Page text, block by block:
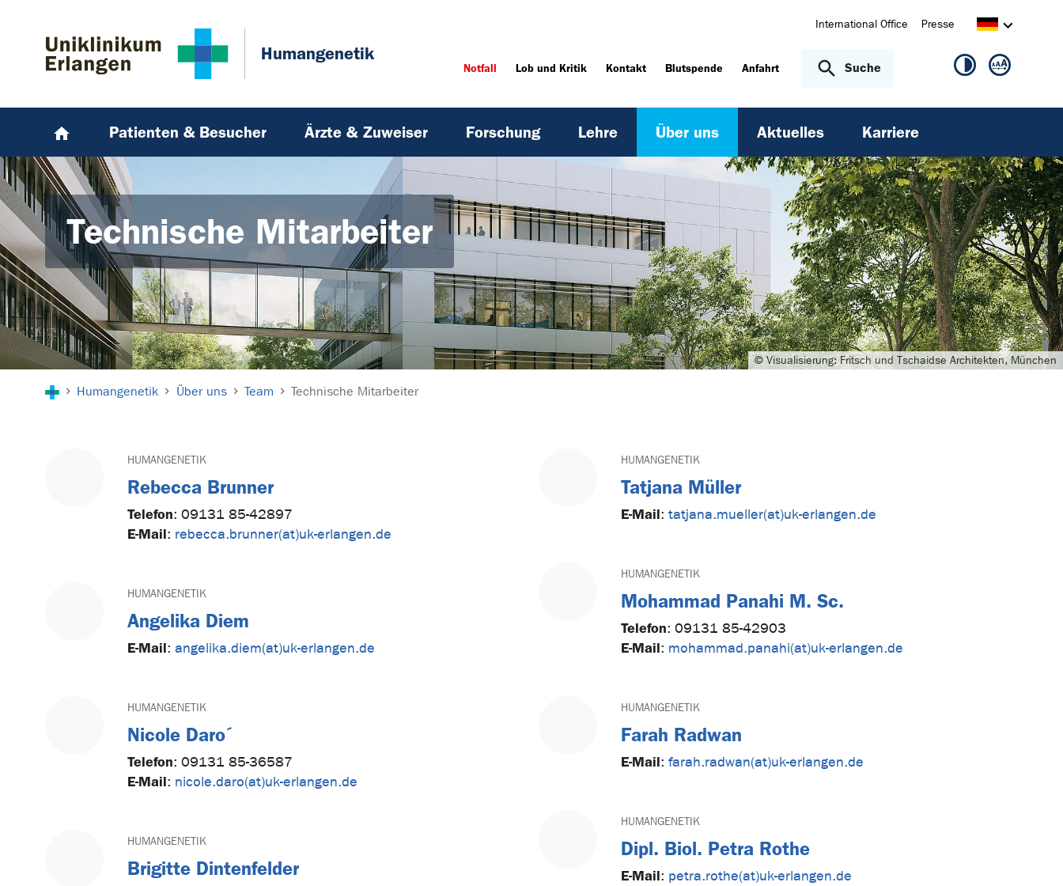
Humangenetik
International Office Presse
Notfall Lob und Kritik Kontakt Blutspende Anfahrt Suche
Patienten & Besucher Ärzte & Zuweiser Forschung Lehre Über uns Aktuelles Karriere
© Visualisierung: Fritsch und Tschaidse Architekten, München
Technische Mitarbeiter
Humangenetik Über uns Team Technische Mitarbeiter
HUMANGENETIK
Rebecca Brunner
Telefon: 09131 85-42897
E-Mail: rebecca.brunner(at)uk-erlangen.de
HUMANGENETIK
Angelika Diem
E-Mail: angelika.diem(at)uk-erlangen.de
HUMANGENETIK
Nicole Daro´
Telefon: 09131 85-36587
E-Mail: nicole.daro(at)uk-erlangen.de
HUMANGENETIK
Brigitte Dintenfelder
HUMANGENETIK
Tatjana Müller
E-Mail: tatjana.mueller(at)uk-erlangen.de
HUMANGENETIK
Mohammad Panahi M. Sc.
Telefon: 09131 85-42903
E-Mail: mohammad.panahi(at)uk-erlangen.de
HUMANGENETIK
Farah Radwan
E-Mail: farah.radwan(at)uk-erlangen.de
HUMANGENETIK
Dipl. Biol. Petra Rothe
E-Mail: petra.rothe(at)uk-erlangen.de